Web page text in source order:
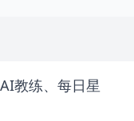
教练、每日星